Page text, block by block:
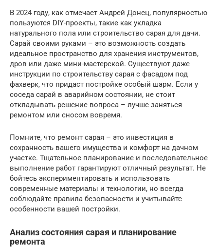
В 2024 году, как отмечает Андрей Донец, популярностью
пользуются DIY-проекты, такие как укладка
натурального пола или строительство сарая для дачи.
Сарай своими руками – это возможность создать
идеальное пространство для хранения инструментов,
дров или даже мини-мастерской. Существуют даже
инструкции по строительству сарая с фасадом под
фахверк, что придаст постройке особый шарм. Если у
соседа сарай в аварийном состоянии, не стоит
откладывать решение вопроса – лучше заняться
ремонтом или сносом вовремя.
Помните, что ремонт сарая – это инвестиция в
сохранность вашего имущества и комфорт на дачном
участке. Тщательное планирование и последовательное
выполнение работ гарантируют отличный результат. Не
бойтесь экспериментировать и использовать
современные материалы и технологии, но всегда
соблюдайте правила безопасности и учитывайте
особенности вашей постройки.
Анализ состояния сарая и планирование
ремонта